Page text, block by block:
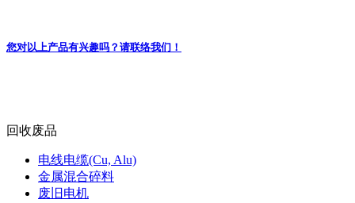
您对以上产品有兴趣吗？请联络我们！
回收废品
电线电缆(Cu, Alu)
金属混合碎料
废旧电机